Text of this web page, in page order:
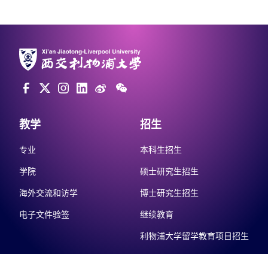
教学
专业
学院
海外交流和访学
电子文件验签
招生
本科生招生
硕士研究生招生
博士研究生招生
继续教育
利物浦大学留学教育项目招生